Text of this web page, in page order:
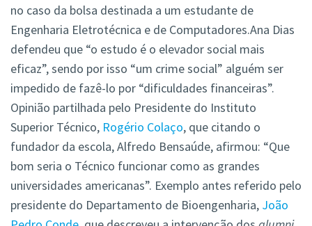
no caso da bolsa destinada a um estudante de
Engenharia Eletrotécnica e de Computadores.Ana Dias
defendeu que “o estudo é o elevador social mais
eficaz”, sendo por isso “um crime social” alguém ser
impedido de fazê-lo por “dificuldades financeiras”.
Opinião partilhada pelo Presidente do Instituto
Superior Técnico, Rogério Colaço, que citando o
fundador da escola, Alfredo Bensaúde, afirmou: “Que
bom seria o Técnico funcionar como as grandes
universidades americanas”. Exemplo antes referido pelo
presidente do Departamento de Bioengenharia, João